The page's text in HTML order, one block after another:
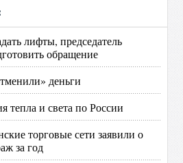
лифты, председатель
обращение
деньги
тепла и света по России
торговые сети заявили о
за год